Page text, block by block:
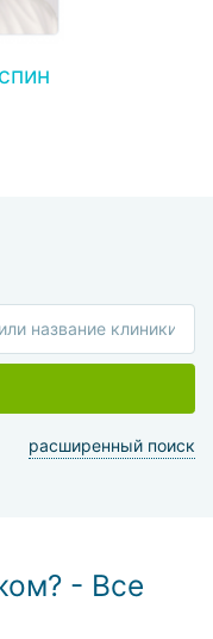
расширенный поиск
- Все